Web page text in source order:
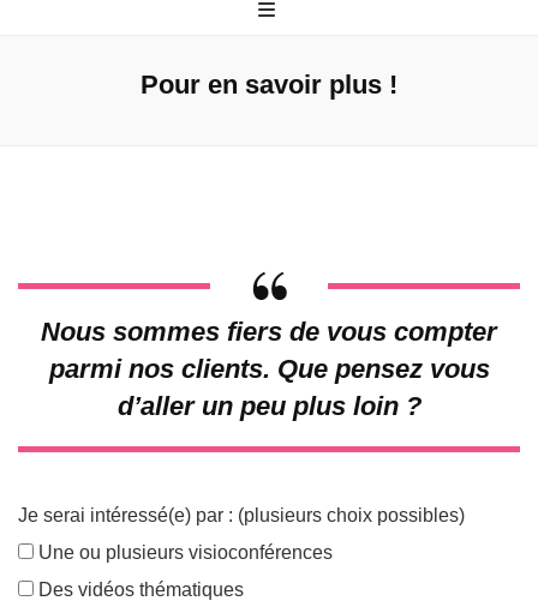
Pour en savoir plus !
Nous sommes fiers de vous compter
parmi nos clients. Que pensez vous
d’aller un peu plus loin ?
Je serai intéressé(e) par : (plusieurs choix possibles)
Une ou plusieurs visioconférences
Des vidéos thématiques